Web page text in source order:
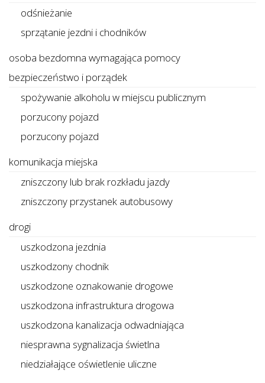
odśnieżanie
sprzątanie jezdni i chodników
osoba bezdomna wymagająca pomocy
bezpieczeństwo i porządek
spożywanie alkoholu w miejscu publicznym
porzucony pojazd
porzucony pojazd
komunikacja miejska
zniszczony lub brak rozkładu jazdy
zniszczony przystanek autobusowy
drogi
uszkodzona jezdnia
uszkodzony chodnik
uszkodzone oznakowanie drogowe
uszkodzona infrastruktura drogowa
uszkodzona kanalizacja odwadniająca
niesprawna sygnalizacja świetlna
niedziałające oświetlenie uliczne